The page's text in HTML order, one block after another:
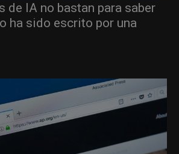
de IA no bastan para saber
ha sido escrito por una